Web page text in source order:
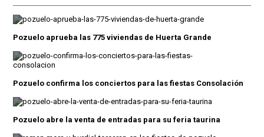
Pozuelo aprueba las 775 viviendas de Huerta Grande
Pozuelo confirma los conciertos para las fiestas Consolación
Pozuelo abre la venta de entradas para su feria taurina